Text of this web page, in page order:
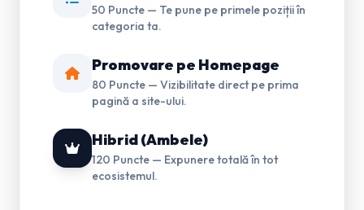
50 Puncte — Te pune pe primele poziții în
categoria ta.
Promovare pe Homepage
80 Puncte — Vizibilitate direct pe prima
pagină a site-ului.
Hibrid (Ambele)
120 Puncte — Expunere totală în tot
ecosistemul.